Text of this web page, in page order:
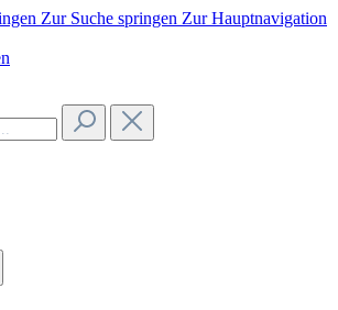
Zur Suche springen Zur Hauptnavigation